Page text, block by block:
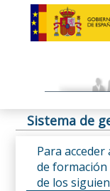
Sistema de
Para
de
de los